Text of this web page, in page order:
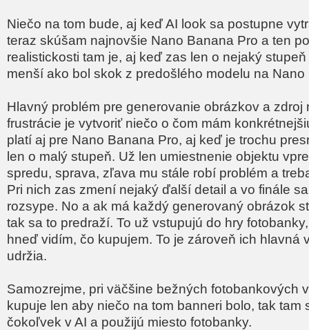
Niečo na tom bude, aj keď AI look sa postupne
teraz skúšam najnovšie Nano Banana Pro a ten
realistickosti tam je, aj keď zas len o nejaký
menší ako bol skok z predošlého modelu na Nano
Hlavný problém pre generovanie obrázkov a zdroj
frustrácie je vytvoriť niečo o čom mám
platí aj pre Nano Banana Pro, aj keď je trochu
len o malý stupeň. Už len umiestnenie objektu
spredu, sprava, zľava mu stále robí problém a
Pri nich zas zmení nejaký ďalší detail a vo finále
rozsype. No a ak má každý generovaný obrázok
tak sa to predraží. To už vstupujú do hry
hneď vidím, čo kupujem. To je zároveň ich hlavná
udržia.
Samozrejme, pri väčšine bežných fotobankových
kupuje len aby niečo na tom banneri bolo, tak tam
čokoľvek v AI a použijú miesto fotobanky.